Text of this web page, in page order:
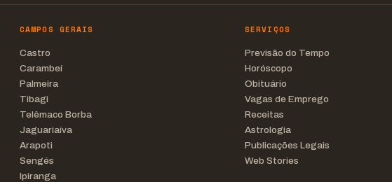
CAMPOS GERAIS
Castro
Carambeí
Palmeira
Tibagi
Telêmaco Borba
Jaguariaíva
Arapoti
Sengés
Ipiranga
SERVIÇOS
Previsão do Tempo
Horóscopo
Obituário
Vagas de Emprego
Receitas
Astrologia
Publicações Legais
Web Stories